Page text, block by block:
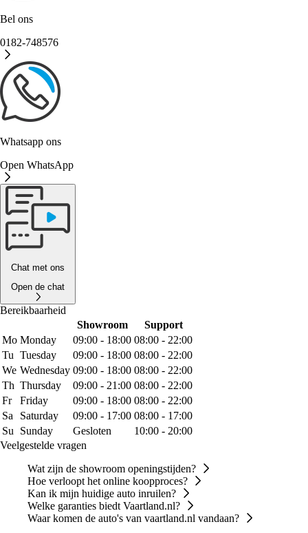
Bel ons
0182-748576
Whatsapp ons
Open WhatsApp
Chat met ons
Open de chat
Bereikbaarheid
Showroom
Support
Mo Monday 09:00 - 18:00 08:00 - 22:00
Tu Tuesday 09:00 - 18:00 08:00 - 22:00
We Wednesday 09:00 - 18:00 08:00 - 22:00
Th Thursday 09:00 - 21:00 08:00 - 22:00
Fr
Friday 09:00 - 18:00 08:00 - 22:00
Sa
Saturday 09:00 - 17:00 08:00 - 17:00
Su
Sunday Gesloten
10:00 - 20:00
Veelgestelde vragen
Wat zijn de showroom openingstijden?
Hoe verloopt het online koopproces?
Kan ik mijn huidige auto inruilen?
Welke garanties biedt Vaartland.nl?
Waar komen de auto's van vaartland.nl vandaan?